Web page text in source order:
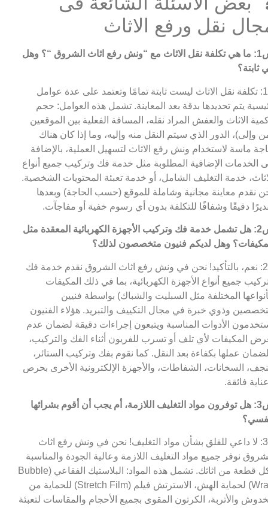
نقل ورفع الاثاث
رفع اثاث الشروق
“؟ وهل
ثابتة؟
ج1: تكلفة نقل الاثاث ليست ثابتة تمامًا وتعتمد على عدة عوامل
يتم تحديدها بدقة بعد المعاينة. تشمل هذه العوامل: حجم
الاثاث والعفش المراد نقله، المسافة الفعلية بين الموقعين
وإلى)، الدور الذي سيتم النقل منه وإليه، وما إذا كان هناك
ماسة لاستخدام ونش رفع الاثاث لتسهيل العملية، بالإضافة
الخدمات الإضافية المطلوبة مثل خدمة فك وتركيب جميع أنواع
خدمة التغليف الشامل، أو خدمة تعبئة المحتويات الشخصية.
نقدم معاينة مجانية وشاملة للموقع (حسب الحاجة) وبعدها
دقيقًا وشفافًا للتكلفة بدون أي رسوم خفية أو مفاجآت.
س2: هل تشمل خدمة فك وتركيب الأجهزة الكهربائية المعقدة مثل
وهل لديكم فنيون متخصصون لذلك؟
ج2: نعم، بالتأكيد! نحن في ونش رفع اثاث الشروق نقدم خدمة فك
جميع أنواع الأجهزة الكهربائية، بما في ذلك المكيفات
المختلفة مثل السبليت والشباك) بواسطة فنيين
وذوي خبرة في مجال التكييف والتبريد. هؤلاء الفنيون
الأدوات المناسبة ويتبعون إجراءات دقيقة لضمان عدم
المكيفات لأي تلف أو تسرب للفريون أثناء الفك والتركيب،
عملها بكفاءة بعد النقل. كما نقوم بفك وتركيب الستائر،
السخانات، الشفاطات، والأجهزة الإلكترونية الأخرى بحرص
فائقة.
س3: هل توفرون مواد التغليف اللازمة، أم يجب أن أقوم بشرائها
ج3: لا داعي للقلق بشأن مواد التغليف! نحن في ونش رفع اثاث
نوفر جميع مواد التغليف اللازمة وعالية الجودة والمناسبة
لكل قطعة من اثاثك. تشمل هذه المواد: البلاستيك الفقاعي (Bubble
Wrap) لحماية الهش، الاسترتش فيلم (Stretch Film) للحماية من
والأتربة، الكرتون المقوى بجميع الأحجام والمقاسات لتعبئة